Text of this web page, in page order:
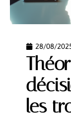
28/08/
les